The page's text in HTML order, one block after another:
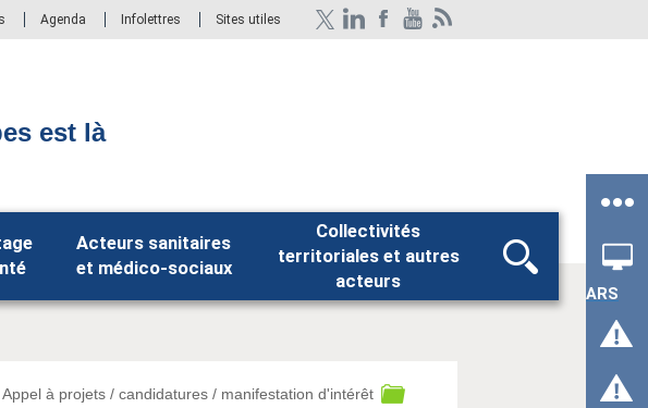
Agenda Infolettres Sites utiles
est là
ARS
Acteurs sanitaires
et médico-sociaux
Collectivités
territoriales et autres
acteurs
Rechercher
Appel à projets / candidatures / manifestation d'intérêt